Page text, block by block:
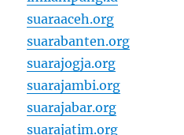
suaraaceh.org
suarabanten.org
suarajogja.org
suarajambi.org
suarajabar.org
suarajatim.org